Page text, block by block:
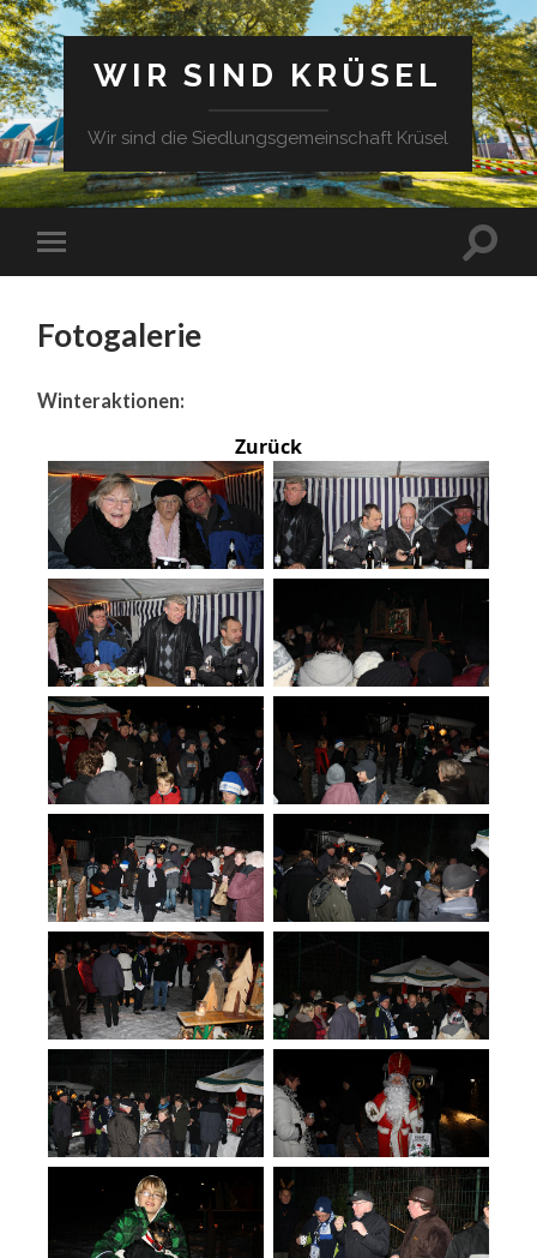
WIR SIND KRÜSEL
Wir sind die Siedlungsgemeinschaft Krüsel
Fotogalerie
Winteraktionen:
Zurück